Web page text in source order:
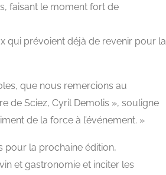
faisant le moment fort de
qui prévoient déjà de revenir pour la
que nous remercions au
de Sciez, Cyril Demolis », souligne
de la force à l’événement. »
pour la prochaine édition,
et gastronomie et inciter les